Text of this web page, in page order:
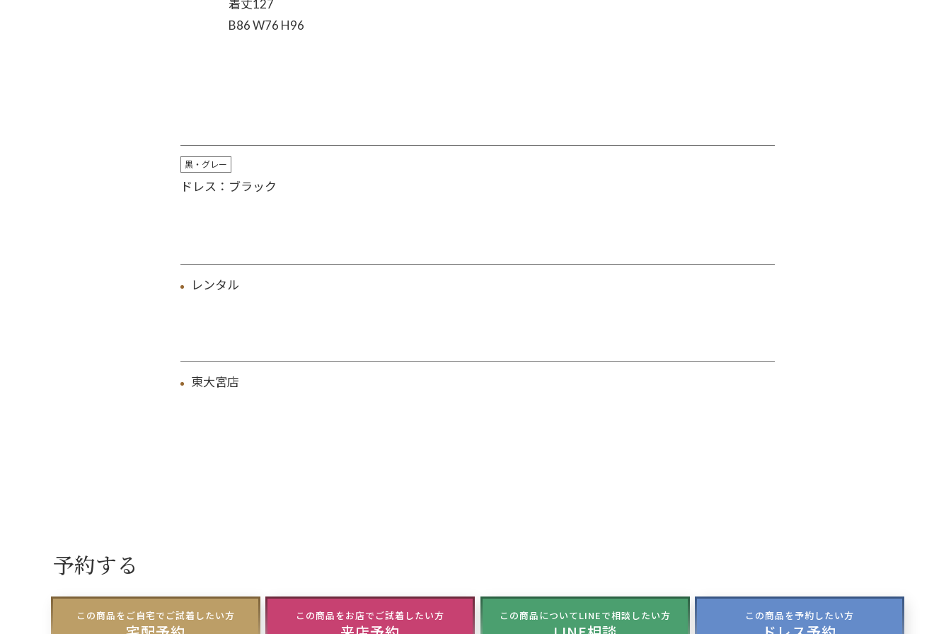
着丈127
B86 W76 H96
黒・グレー
ドレス：ブラック
レンタル
東大宮店
予約する
この商品をご自宅でご試着したい方 この商品をお店でご試着したい方 この商品についてLINEで相談したい方 この商品を予約したい方